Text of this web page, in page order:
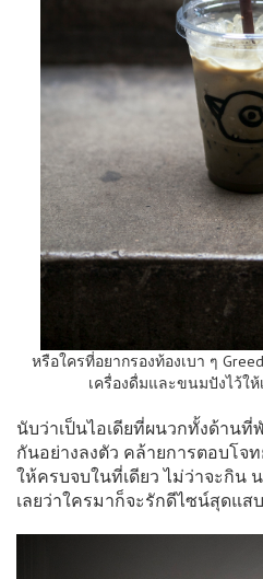
หรือใครที่อยากรองท้องเบา ๆ
เครื่องดื่มและขนมปังไว้ใ
นับว่าเป็นไอเดียที่ผนวกทั้งด้าน
กันอย่างลงตัว คล้ายการตอบโจ
ให้ครบจบในที่เดียว ไม่ว่าจะกิน
เลยว่าใครมาก็จะรักดีไซน์สุดแ